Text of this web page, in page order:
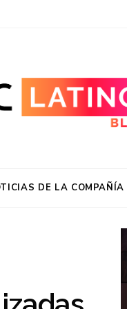
DE LA COMPAÑÍA